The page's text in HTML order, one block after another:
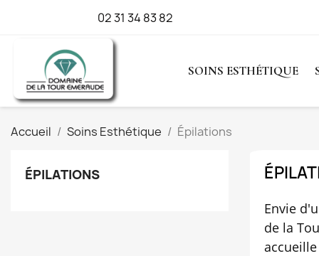
02 31 34 83 82
SOINS ESTHÉTIQUE
Accueil Soins Esthétique Épilations
ÉPILATIONS
Envie
de la